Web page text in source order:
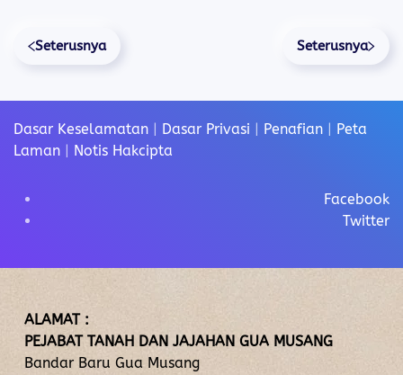
Seterusnya Seterusnya
Dasar Keselamatan Dasar Privasi Penafian
Peta
Laman
Notis Hakcipta
Facebook
Twitter
ALAMAT :
PEJABAT TANAH DAN JAJAHAN GUA MUSANG
Bandar Baru Gua Musang